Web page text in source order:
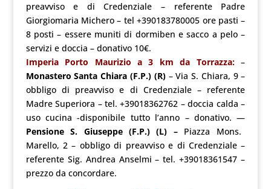
preavviso e di Credenziale – referente Padre
Giorgiomaria Michero – tel +390183780005 ore pasti –
8 posti – essere muniti di dormiben e sacco a pelo –
servizi e doccia – donativo 10€.
Imperia Porto Maurizio a 3 km da Torrazza: –
Monastero Santa Chiara (F.P.) (R)– Via S. Chiara, 9 –
obbligo di preavviso e di Credenziale – referente
Madre Superiora – tel. +39018362762 – doccia calda –
uso cucina -disponibile tutto l’anno – donativo. —
Pensione S. Giuseppe (F.P.) (L) – Piazza Mons.
Marello, 2 – obbligo di preavviso e di Credenziale –
referente Sig. Andrea Anselmi – tel. +39018361547 –
prezzo da concordare.